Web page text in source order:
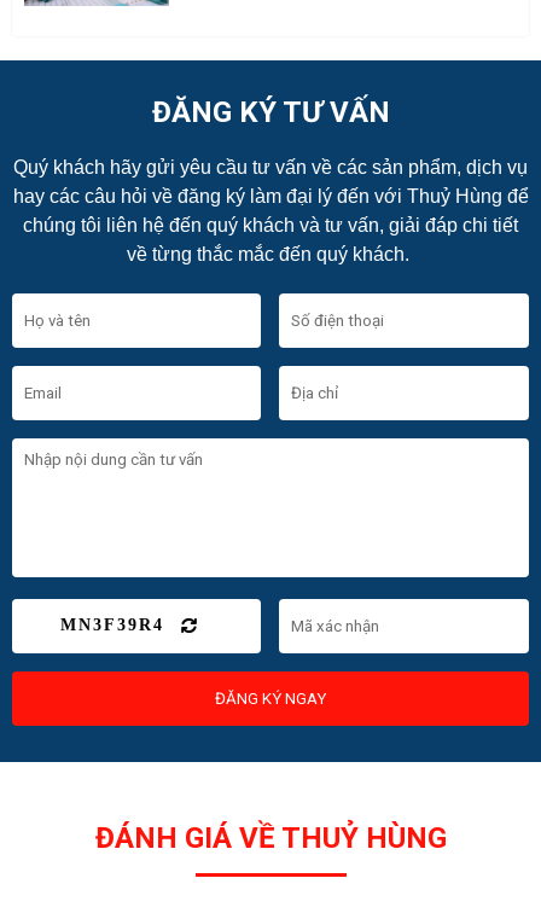
ĐĂNG KÝ TƯ VẤN
Quý khách hãy gửi yêu cầu tư vấn về các sản phẩm, dịch vụ
hay các câu hỏi về đăng ký làm đại lý đến với Thuỷ Hùng để
chúng tôi liên hệ đến quý khách và tư vấn, giải đáp chi tiết
về từng thắc mắc đến quý khách.
MN3F39R4
ĐĂNG KÝ NGAY
ĐÁNH GIÁ VỀ THUỶ HÙNG